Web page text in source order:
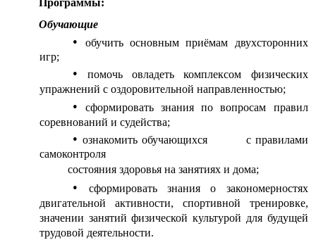
Программы:
Обучающие
обучить основным приёмам двухсторонних
игр;
помочь овладеть комплексом физических
упражнений с оздоровительной направленностью;
сформировать знания по вопросам правил
соревнований и судейства;
ознакомить обучающихся с правилами
самоконтроля
состояния здоровья на занятиях и дома;
сформировать знания о закономерностях
двигательной активности, спортивной тренировке,
значении занятий физической культурой для будущей
трудовой деятельности.